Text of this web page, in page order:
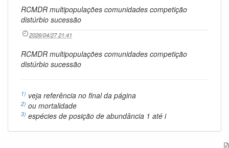
RCMDR multipopulações comunidades competição
distúrbio sucessão
2026/04/27 21:41
RCMDR multipopulações comunidades competição
distúrbio sucessão
1) veja referência no final da página
2) ou mortalidade
3) espécies de posição de abundância 1 até i